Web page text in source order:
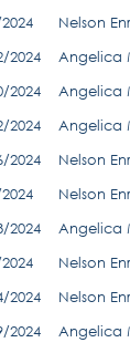
Nelson
2024
Angelica
2024
Angelica
2024
Angelica
2024
Nelson
Nelson
2024
Angelica
Nelson
2024
Nelson
2024
Angelica